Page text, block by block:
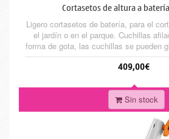
Cortasetos de altura a
Ligero cortasetos de batería, para el
el jardín o en el parque. Cuchillas
forma de gota, las cuchillas se pueden
se divide en dos partes para facilitar el
posición de transporte 115 cm. Longitud
409,00€
Sin stock